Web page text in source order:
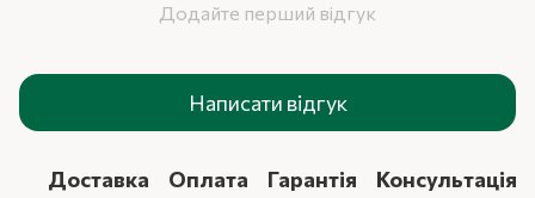
Додайте перший відгук
Написати відгук
Доставка Оплата Гарантія Консультація